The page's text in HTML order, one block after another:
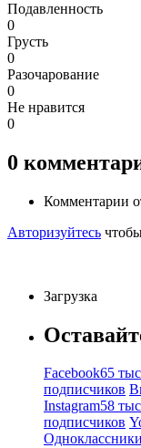
Подавленность
0
Грусть
0
Разочарование
0
Не нравится
0
0
Комментарии
Авторизуйтесь
Загрузка
Facebook65
подписчиков
Instagram58
подписчиков
Одноклассники